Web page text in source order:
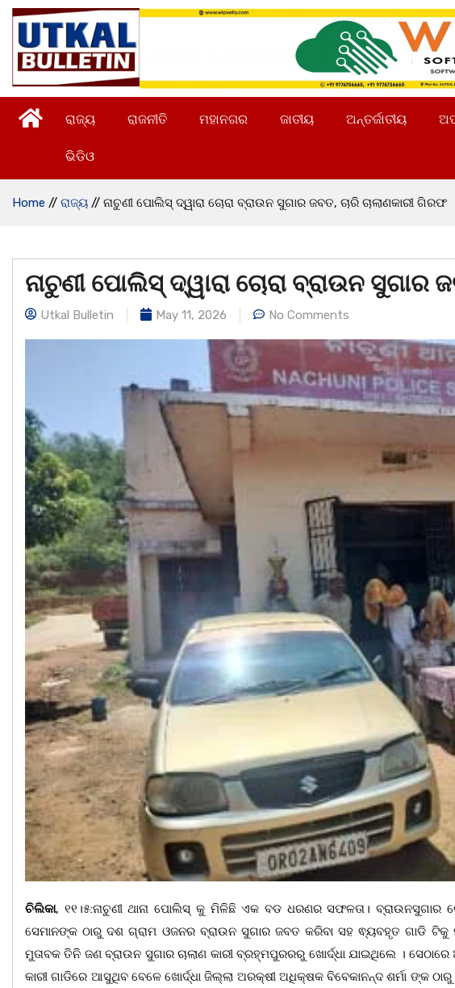
ରାଜ୍ୟ ରାଜନୀତି ମହାନଗର ଜାତୀୟ ଅନ୍ତର୍ଜାତୀୟ
ଭିଡିଓ
Home // ରାଜ୍ୟ // ନାଚୁଣୀ ପୋଲିସ୍ ଦ୍ୱାରା ଚୋରା ବ୍ରାଉନ ସୁଗାର ଜବତ, ଚାରି ଚାଲାଣକାରୀ ଗିରଫ
ନାଚୁଣୀ ପୋଲିସ୍ ଦ୍ୱାରା ଚୋରା ବ୍ରାଉନ ସୁଗାର
Utkal Bulletin May 11, 2026 No Comments
ଚିଲିକା, ୧୧।୫:ନାଚୁଣୀ ଥାନା ପୋଲିସ୍ କୁ ମିଳିଛି ଏକ ବଡ ଧରଣର ସଫଳତା।
ସେମାନଙ୍କ ଠାରୁ ଦଶ ଗ୍ରାମ ଓଜନର ବ୍ରାଉନ ସୁଗାର ଜବତ କରିବା ସହ ଵ୍ୟବହୃତ ଗାଡି
ମୁତାବକ ତିନି ଜଣ ବ୍ରାଉନ ସୁଗାର ଚାଲାଣ କାରୀ ବ୍ରହ୍ମପୁରରରୁ ଖୋର୍ଦ୍ଧା ଯାଇଥିଲେ ।
କାରୀ ଗାଡିରେ ଆସୁଥିବ ବେଳେ ଖୋର୍ଦ୍ଧା ଜିଲ୍ଲା ଅରକ୍ଷୀ ଅଧିକ୍ଷକ ବିବେକାନନ୍ଦ ଶର୍ମା ଙ୍କ